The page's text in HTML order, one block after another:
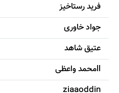
فرید رستاخیز
جواد خاوری
عتیق شاهد
llمحمد واعظی
ziaaoddin